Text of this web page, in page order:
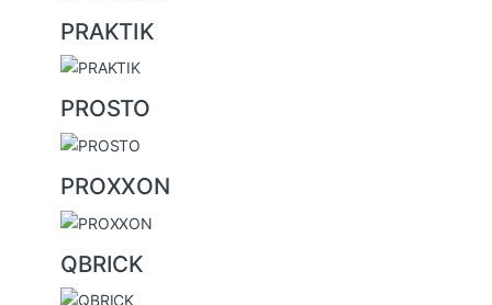
PRAKTIK
PROSTO
PROXXON
QBRICK